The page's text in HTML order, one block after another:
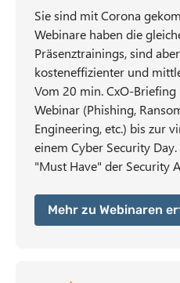
Sie sind mit Corona
Webinare haben die
Präsenztrainings, sind
kosteneffizienter und
Vom 20 min. CxO-
Webinar (Phishing,
Engineering, etc.) bis zur
einem Cyber Security
"Must Have" der Security
Mehr zu Webinaren